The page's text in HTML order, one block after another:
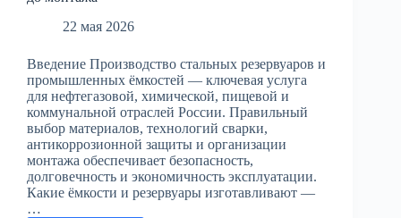
22 мая 2026
Введение Производство стальных резервуаров и
промышленных ёмкостей — ключевая услуга
для нефтегазовой, химической, пищевой и
коммунальной отраслей России. Правильный
выбор материалов, технологий сварки,
антикоррозионной защиты и организации
монтажа обеспечивает безопасность,
долговечность и экономичность эксплуатации.
Какие ёмкости и резервуары изготавливают —
…